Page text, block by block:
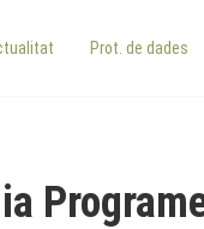
Prot. de dades